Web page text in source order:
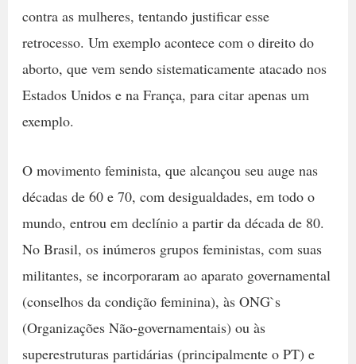
contra as mulheres, tentando justificar esse
retrocesso. Um exemplo acontece com o direito do
aborto, que vem sendo sistematicamente atacado nos
Estados Unidos e na França, para citar apenas um
exemplo.
O movimento feminista, que alcançou seu auge nas
décadas de 60 e 70, com desigualdades, em todo o
mundo, entrou em declínio a partir da década de 80.
No Brasil, os inúmeros grupos feministas, com suas
militantes, se incorporaram ao aparato governamental
(conselhos da condição feminina), às ONG`s
(Organizações Não-governamentais) ou às
superestruturas partidárias (principalmente o PT) e